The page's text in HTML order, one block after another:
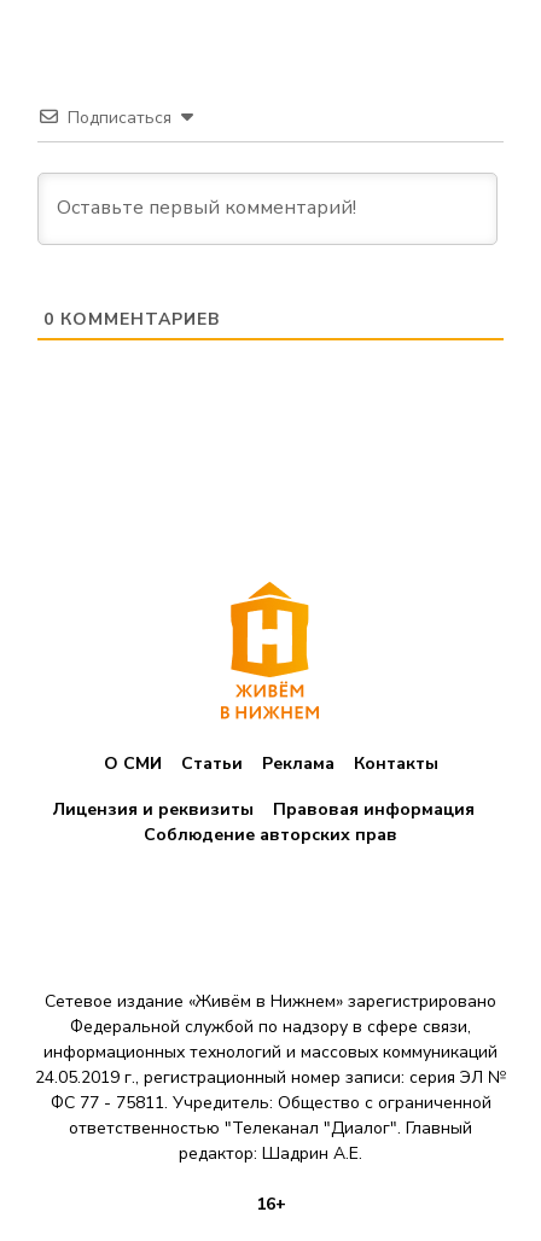
Подписаться
0 КОММЕНТАРИЕВ
О СМИ Статьи Реклама
Контакты
Лицензия и реквизиты
Правовая информация
Соблюдение авторских прав
Сетевое издание «Живём в Нижнем» зарегистрировано
Федеральной службой по надзору в сфере связи,
информационных технологий и массовых коммуникаций
24.05.2019 г., регистрационный номер записи: серия ЭЛ №
ФС 77 - 75811. Учредитель: Общество с ограниченной
ответственностью "Телеканал "Диалог". Главный
редактор: Шадрин A.E.
16+